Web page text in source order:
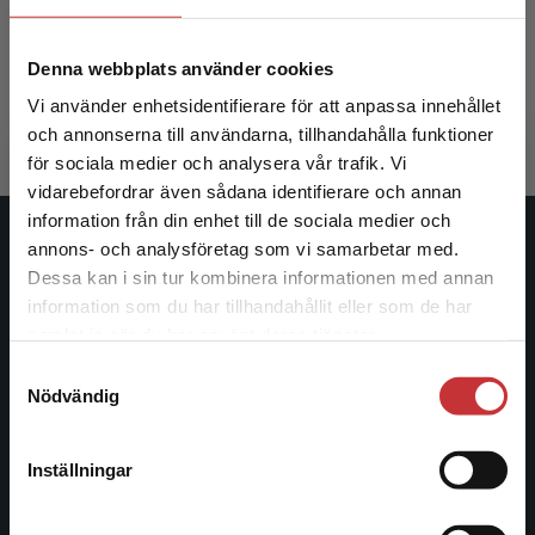
Denna webbplats använder cookies
Vi använder enhetsidentifierare för att anpassa innehållet
och annonserna till användarna, tillhandahålla funktioner
för sociala medier och analysera vår trafik. Vi
vidarebefordrar även sådana identifierare och annan
information från din enhet till de sociala medier och
annons- och analysföretag som vi samarbetar med.
Dessa kan i sin tur kombinera informationen med annan
information som du har tillhandahållit eller som de har
Nödvändig
Inställningar
Begränsad fraktregion
Det verkar som att du besöker
studentlitteratur.se via en enhet utanför Sverige.
Vi erbjuder inte leveranser utanför Sverige. För
att kunna slutföra ett köp måste
Engdahl, O - Lindgren, S-Å
Exkl. moms: 226 kr
Engdahl,
Exkl.
Studentlitteratur
Studentlitteratur grundades 1963 och är idag Sveriges
ledande utbildningsförlag. Med läromedel, kurslitteratur,
informationstjänster i utbudet, finns Studentlitteratur med